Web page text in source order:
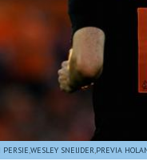
PERSIE WESLEY SNEIJDER PREVIA